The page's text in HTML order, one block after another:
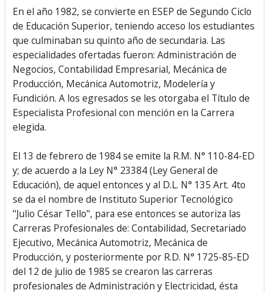
En el año 1982, se convierte en ESEP de Segundo Ciclo
de Educación Superior, teniendo acceso los estudiantes
que culminaban su quinto año de secundaria. Las
especialidades ofertadas fueron: Administración de
Negocios, Contabilidad Empresarial, Mecánica de
Producción, Mecánica Automotriz, Modelería y
Fundición. A los egresados se les otorgaba el Título de
Especialista Profesional con mención en la Carrera
elegida.
El 13 de febrero de 1984 se emite la R.M. N° 110-84-ED
y; de acuerdo a la Ley N° 23384 (Ley General de
Educación), de aquel entonces y al D.L. N° 135 Art. 4to
se da el nombre de Instituto Superior Tecnológico
"Julio César Tello", para ese entonces se autoriza las
Carreras Profesionales de: Contabilidad, Secretariado
Ejecutivo, Mecánica Automotriz, Mecánica de
Producción, y posteriormente por R.D. N° 1725-85-ED
del 12 de julio de 1985 se crearon las carreras
profesionales de Administración y Electricidad, ésta